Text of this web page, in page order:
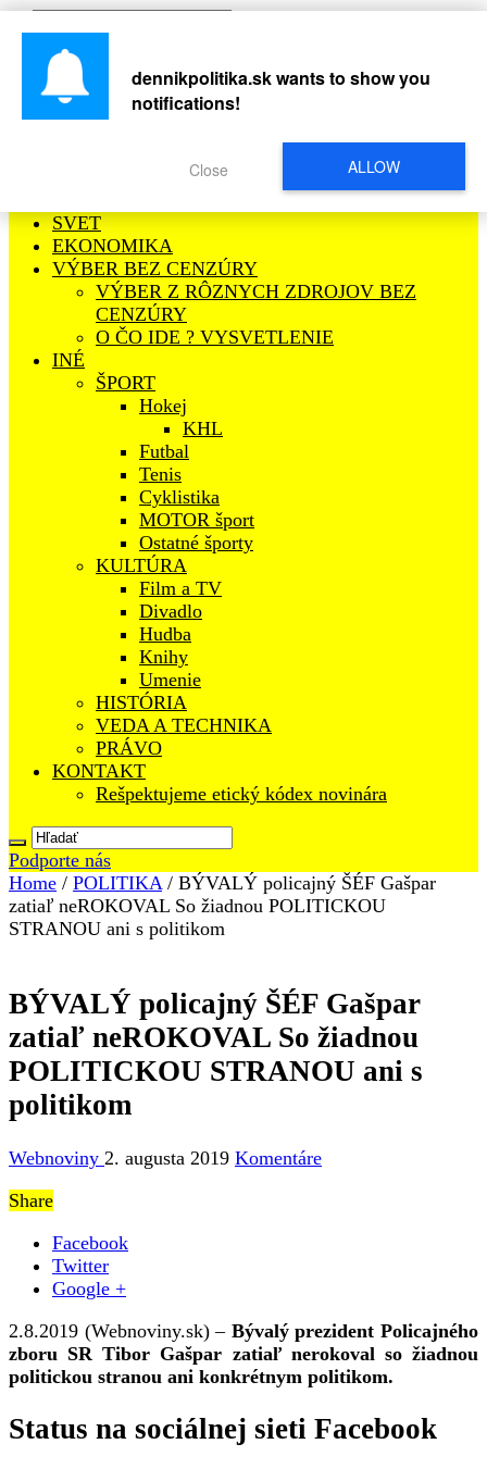
Podporte nás
VYHLÁSENIA POLITIKOV
SVET
EKONOMIKA
VÝBER BEZ CENZÚRY
VÝBER Z RÔZNYCH ZDROJOV BEZ
CENZÚRY
O ČO IDE ? VYSVETLENIE
INÉ
ŠPORT
Hokej
KHL
Futbal
Tenis
Cyklistika
MOTOR šport
Ostatné športy
KULTÚRA
Film a TV
Divadlo
Hudba
Knihy
Umenie
HISTÓRIA
VEDA A TECHNIKA
PRÁVO
KONTAKT
Rešpektujeme etický kódex novinára
Podporte nás
Home / POLITIKA / BÝVALÝ policajný ŠÉF Gašpar
zatiaľ neROKOVAL So žiadnou POLITICKOU
STRANOU ani s politikom
BÝVALÝ policajný ŠÉF Gašpar
zatiaľ neROKOVAL So žiadnou
POLITICKOU STRANOU ani s
politikom
Webnoviny 2. augusta 2019 Komentáre
Share
Facebook
Twitter
Google +
2.8.2019 (Webnoviny.sk) – Bývalý prezident Policajného
zboru SR Tibor Gašpar zatiaľ nerokoval so žiadnou
politickou stranou ani konkrétnym politikom.
Status na sociálnej sieti Facebook
dennikpolitika.skwants to show you
notifications!
ALLOW
Close